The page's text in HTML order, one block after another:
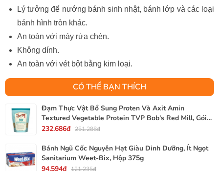
Lý tưởng để nướng bánh sinh nhật, bánh lớp và các loại
bánh hình tròn khác.
An toàn với máy rửa chén.
Không dính.
An toàn với vét bột bằng kim loại.
CÓ THỂ BẠN THÍCH
Đạm Thực Vật Bổ Sung Proten Và Axit Amin
Textured Vegetable Protein TVP Bob's Red Mill, Gói
340g, 12 Oz.
232.686đ 251.288đ
Bánh Ngũ Cốc Nguyên Hạt Giàu Dinh Dưỡng, Ít Ngọt
Sanitarium Weet-Bix, Hộp 375g
94.594đ 121.235đ